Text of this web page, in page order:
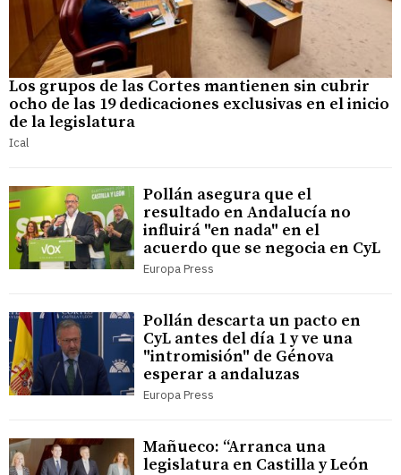
Los grupos de las Cortes mantienen sin cubrir
ocho de las 19 dedicaciones exclusivas en el inicio
de la legislatura
Ical
Pollán asegura que el
resultado en Andalucía no
influirá "en nada" en el
acuerdo que se negocia en CyL
Europa Press
Pollán descarta un pacto en
CyL antes del día 1 y ve una
"intromisión" de Génova
esperar a andaluzas
Europa Press
Mañueco: “Arranca una
legislatura en Castilla y León